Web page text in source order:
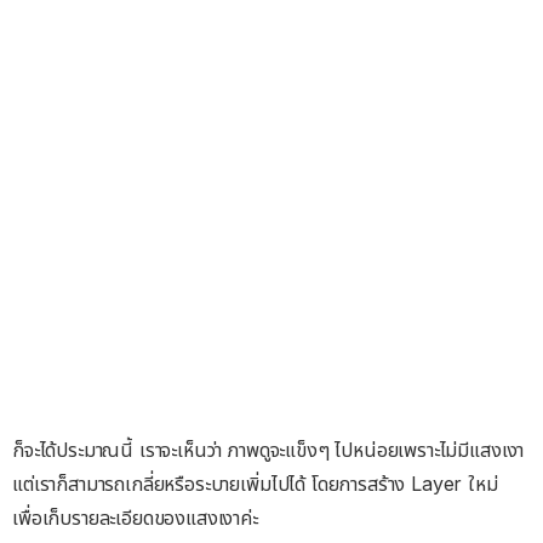
ก็จะได้ประมาณนี้ เราจะเห็นว่า ภาพดูจะแข็งๆ ไปหน่อยเพราะไม่มีแสงเงา
แต่เราก็สามารถเกลี่ยหรือระบายเพิ่มไปได้ โดยการสร้าง Layer ใหม่
เพื่อเก็บรายละเอียดของแสงเงาค่ะ